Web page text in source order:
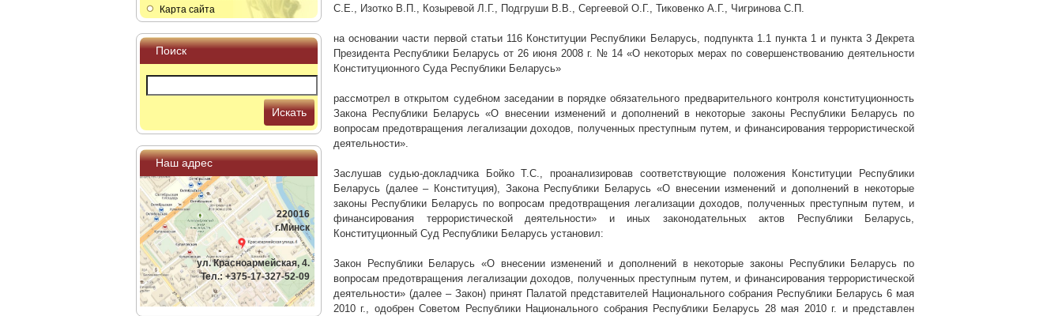
Карта сайта
Поиск
Искать
Наш адрес
220016
г.Минск
ул. Красноармейская, 4.
Тел.: +375-17-327-52-09
С.Е., Изотко В.П., Козыревой Л.Г., Подгруши В.В., Сергеевой О.Г., Тиковенко А.Г., Чигринова С.П.
на основании части первой статьи 116 Конституции Республики Беларусь, подпункта 1.1 пункта 1 и пункта 3 Декрета
Президента Республики Беларусь от 26 июня 2008 г. № 14 «О некоторых мерах по совершенствованию деятельности
Конституционного Суда Республики Беларусь»
рассмотрел в открытом судебном заседании в порядке обязательного предварительного контроля конституционность
Закона Республики Беларусь«О внесении изменений и дополнений в некоторые законы Республики Беларусь по
вопросам предотвращения легализации доходов, полученных преступным путем, и финансирования террористической
деятельности».
Заслушав судью-докладчика Бойко Т.С., проанализировав соответствующие положения Конституции Республики
Беларусь (далее – Конституция), Закона Республики Беларусь «О внесении изменений и дополнений в некоторые
законы Республики Беларусь по вопросам предотвращения легализации доходов, полученных преступным путем, и
финансирования террористической деятельности» и иных законодательных актов Республики Беларусь,
Конституционный Суд Республики Беларусь установил:
Закон Республики Беларусь «О внесении изменений и дополнений в некоторые законы Республики Беларусь по
вопросам предотвращения легализации доходов, полученных преступным путем, и финансирования террористической
деятельности» (далее – Закон) принят Палатой представителей Национального собрания Республики Беларусь 6 мая
2010 г., одобрен Советом Республики Национального собрания Республики Беларусь 28 мая 2010 г. и представлен